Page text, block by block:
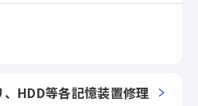
HDD等各記憶装置修理